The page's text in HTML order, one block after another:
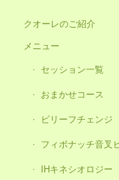
クオーレのご紹介
メニュー
セッション一覧
おまかせコース
ビリーフチェンジ
フィボナッチ音叉
IHキネシオロジー